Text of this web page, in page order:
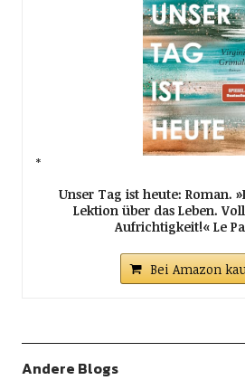
Unser Tag ist heute: Roman.
Lektion über das Leben.
Aufrichtigkeit!« Le
Bei Amazon
Andere Blogs